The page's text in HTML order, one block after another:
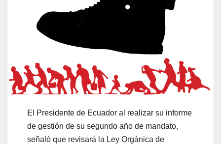
El Presidente de Ecuador al realizar su informe
de gestión de su segundo año de mandato,
señaló que revisará la Ley Orgánica de